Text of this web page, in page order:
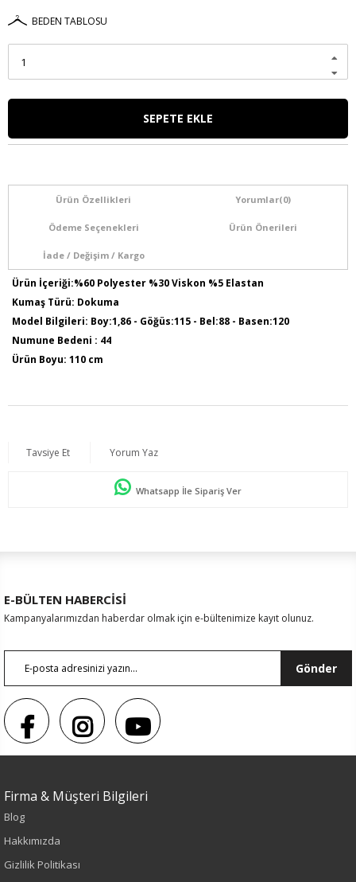
BEDEN TABLOSU
Ürün Özellikleri Yorumlar(0)
Ödeme Seçenekleri Ürün Önerileri
İade / Değişim / Kargo
Ürün İçeriği:%60 Polyester %30 Viskon %5 Elastan
Kumaş Türü: Dokuma
Model Bilgileri: Boy:1,86 - Göğüs:115 - Bel:88 - Basen:120
Numune Bedeni : 44
Ürün Boyu: 110 cm
Sezon : KIŞLIK
Renk
Tavsiye Et Yorum Yaz
Whatsapp İle Sipariş Ver
E-BÜLTEN HABERCİSİ
Kampanyalarımızdan haberdar olmak için e-bültenimize kayıt olunuz.
Gönder
Firma & Müşteri Bilgileri
Blog
Hakkımızda
Gizlilik Politikası